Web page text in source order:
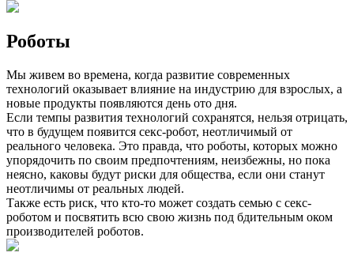
Роботы
Мы живем во времена, когда развитие современных
технологий оказывает влияние на индустрию для взрослых, а
новые продукты появляются день ото дня.
Если темпы развития технологий сохранятся, нельзя отрицать,
что в будущем появится секс-робот, неотличимый от
реального человека. Это правда, что роботы, которых можно
упорядочить по своим предпочтениям, неизбежны, но пока
неясно, каковы будут риски для общества, если они станут
неотличимы от реальных людей.
Также есть риск, что кто-то может создать семью с секс-
роботом и посвятить всю свою жизнь под бдительным оком
производителей роботов.